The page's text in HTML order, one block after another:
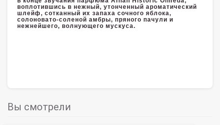
воплотившись в нежный, утонченный ароматический
шлейф, сотканный их запаха сочного яблока,
солоновато-соленой амбры, пряного пачули и
нежнейшего, волнующего мускуса.
Вы смотрели